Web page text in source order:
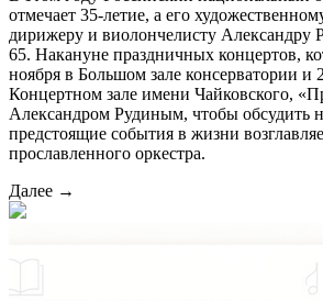
отмечает 35-летие, а его
дирижеру и виолончелисту Александру
65. Накануне праздничных концертов,
ноября в Большом зале консерватории и
Концертном зале имени Чайковского,
Александром Рудиным, чтобы обсудить
предстоящие события в жизни
прославленного оркестра.
Далее →